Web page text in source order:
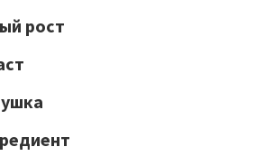
рост